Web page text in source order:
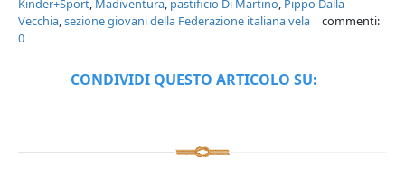
Kinder+Sport, Madiventura, pastificio Di Martino, Pippo Dalla
Vecchia,sezione giovani della Federazione italiana vela | commenti:
0
CONDIVIDI QUESTO ARTICOLO SU: